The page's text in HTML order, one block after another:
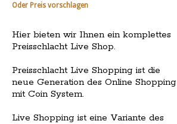
Oder Preis vorschlagen
Hier bieten wir Ihnen ein komplettes
Preisschlacht Live Shop.
Preisschlacht Live Shopping ist die
neue Generation des Online Shopping
mit Coin System.
Live Shopping ist eine Variante des